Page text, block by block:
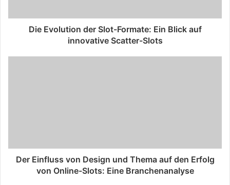
Die Evolution der Slot-Formate: Ein Blick auf
innovative Scatter-Slots
Der Einfluss von Design und Thema auf den Erfolg
von Online-Slots: Eine Branchenanalyse